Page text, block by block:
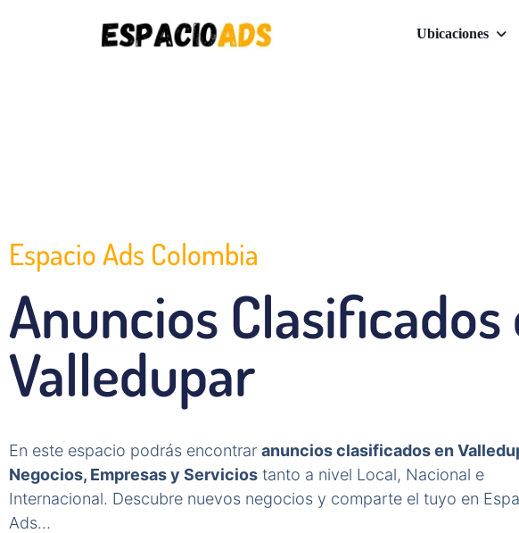
Ubicaciones
Espacio Ads Colombia
Anuncios Clasificados
Valledupar
En este espacio podrás encontrar anuncios clasificados en
Negocios, Empresas y Servicios tanto a nivel Local, Nacional e
Internacional. Descubre nuevos negocios y comparte el tuyo en
Ads…